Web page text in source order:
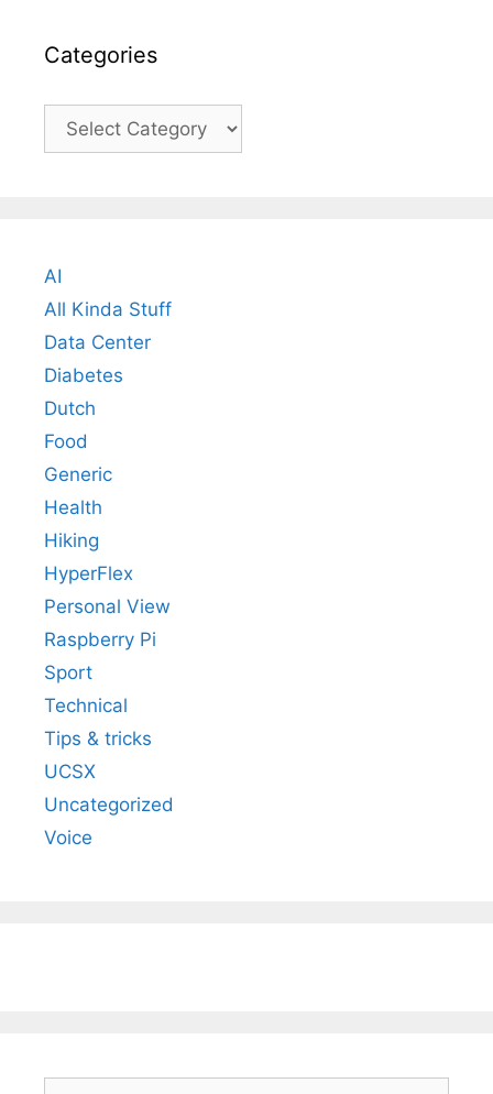
Categories
Categories
AI
All Kinda Stuff
Data Center
Diabetes
Dutch
Food
Generic
Health
Hiking
HyperFlex
Personal View
Raspberry Pi
Sport
Technical
Tips & tricks
UCSX
Uncategorized
Voice